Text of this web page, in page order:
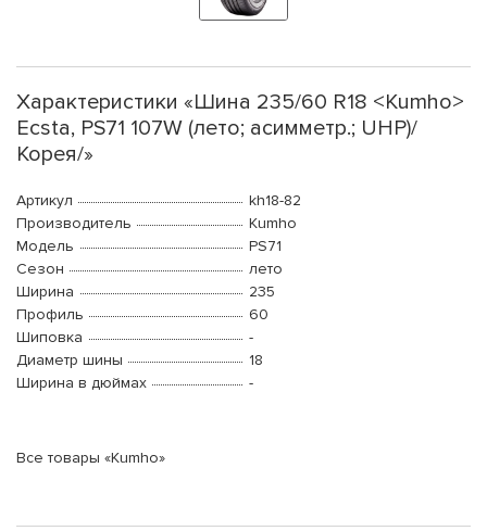
Характеристики «Шина 235/60 R18 <Kumho>
Ecsta, PS71 107W (лето; асимметр.; UHP)/
Корея/»
Артикул
kh18-82
Производитель
Kumho
Модель
PS71
Сезон
лето
Ширина
235
Профиль
60
Шиповка
-
Диаметр шины
18
Ширина в дюймах
-
Все товары «Kumho»